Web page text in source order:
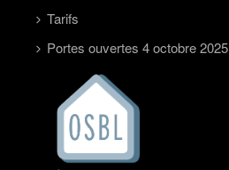
Tarifs
Portes ouvertes 4 octobre 2025